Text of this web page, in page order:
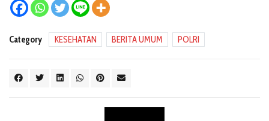
Category KESEHATAN BERITA UMUM POLRI